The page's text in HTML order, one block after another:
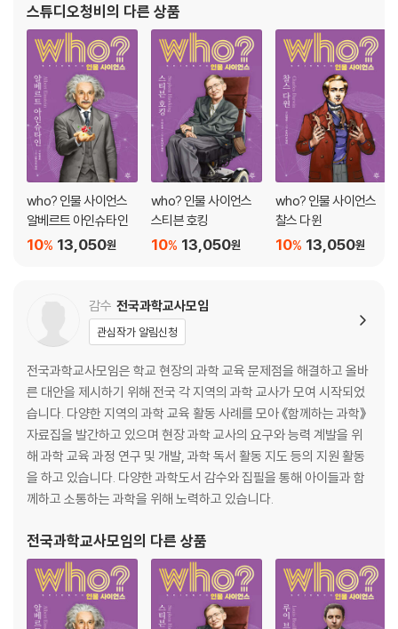
스튜디오청비 의 다른 상품
who? 인물 사이언스
알베르트 아인슈타인
13,050원
10%
who? 인물 사이언스
스티븐 호킹
13,050원
10%
who? 인물 사이언스
찰스 다윈
13,050원
10%
감수 전국과학교사모임
관심작가 알림신청
전국과학교사모임은 학교 현장의 과학 교육 문제점을 해결하고 올바
른 대안을 제시하기 위해 전국 각 지역의 과학 교사가 모여 시작되었
습니다. 다양한 지역의 과학 교육 활동 사례를 모아 《함께하는 과학》
자료집을 발간하고 있으며 현장 과학 교사의 요구와 능력 계발을 위
해 과학 교육 과정 연구 및 개발, 과학 독서 활동 지도 등의 지원 활동
을 하고 있습니다. 다양한 과학도서 감수와 집필을 통해 아이들과 함
께하고 소통하는 과학을 위해 노력하고 있습니다.
전국과학교사모임의 다른 상품